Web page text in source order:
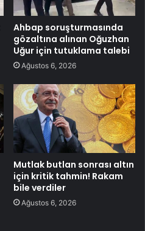
Ahbap soruşturmasında
gözaltına alınan Oğuzhan
Uğur için tutuklama talebi
Ağustos 6, 2026
Mutlak butlan sonrası altın
için kritik tahmin! Rakam
bile verdiler
Ağustos 6, 2026